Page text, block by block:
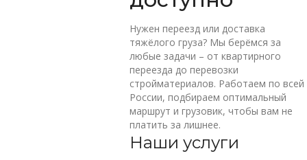
Нужен переезд или доставка
тяжёлого груза? Мы берёмся за
любые задачи – от квартирного
переезда до перевозки
стройматериалов. Работаем по всей
России, подбираем оптимальный
маршрут и грузовик, чтобы вам не
платить за лишнее.
Наши услуги